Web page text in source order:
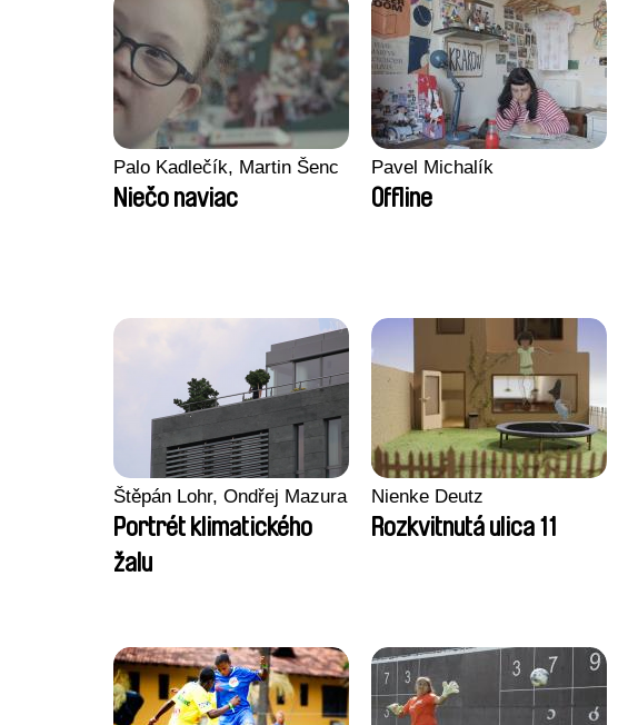
Palo Kadlečík, Martin Šenc
Niečo naviac
Pavel Michalík
Offline
Štěpán Lohr, Ondřej Mazura
Portrét klimatického
žalu
Nienke Deutz
Rozkvitnutá ulica 11